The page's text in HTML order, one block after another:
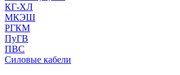
КГ-ХЛ
МКЭШ
РГКМ
ПуГВ
ПВС
Силовые кабели